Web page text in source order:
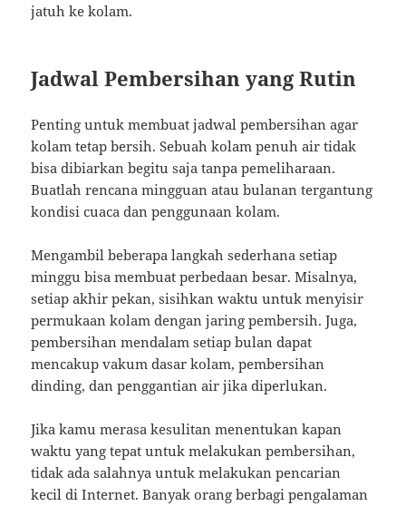
jatuh ke kolam.
Jadwal Pembersihan yang Rutin
Penting untuk membuat jadwal pembersihan agar
kolam tetap bersih. Sebuah kolam penuh air tidak
bisa dibiarkan begitu saja tanpa pemeliharaan.
Buatlah rencana mingguan atau bulanan tergantung
kondisi cuaca dan penggunaan kolam.
Mengambil beberapa langkah sederhana setiap
minggu bisa membuat perbedaan besar. Misalnya,
setiap akhir pekan, sisihkan waktu untuk menyisir
permukaan kolam dengan jaring pembersih. Juga,
pembersihan mendalam setiap bulan dapat
mencakup vakum dasar kolam, pembersihan
dinding, dan penggantian air jika diperlukan.
Jika kamu merasa kesulitan menentukan kapan
waktu yang tepat untuk melakukan pembersihan,
tidak ada salahnya untuk melakukan pencarian
kecil di Internet. Banyak orang berbagi pengalaman